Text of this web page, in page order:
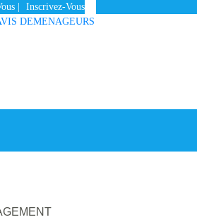
Inscrivez-Vous